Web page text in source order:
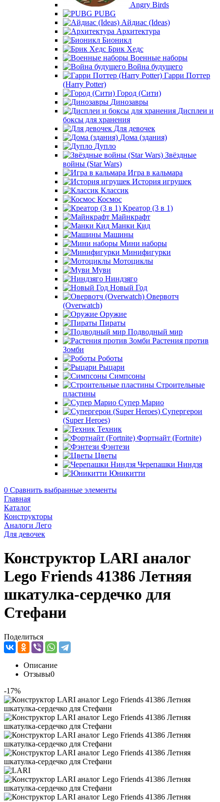
Angry Birds
PUBG
Айдиас (Ideas)
Архитектура
Бионикл
Брик Хедс
Военные наборы
Война будущего
Гарри Поттер
(Harry Potter)
Город (Сити)
Динозавры
Дисплеи и
боксы для хранения
Для девочек
Дома (здания)
Дупло
Звёздные
войны (Star Wars)
Игра в кальмара
История игрушек
Классик
Космос
Креатор (3 в 1)
Майнкрафт
Манки Кид
Машины
Мини наборы
Минифигурки
Мотоциклы
Муви
Ниндзяго
Новый Год
Овервотч
(Overwatch)
Оружие
Пираты
Подводный мир
Растения против
Зомби
Роботы
Рыцари
Симпсоны
Строительные
пластины
Супер Марио
Супергерои
(Super Heroes)
Техник
Фортнайт (Fortnite)
Фэнтези
Цветы
Черепашки Ниндзя
Юникитти
0 Сравнить выбранные элементы
Главная
Каталог
Конструкторы
Аналоги Лего
Для девочек
Конструктор LARI аналог
Lego Friends 41386 Летняя
шкатулка-сердечко для
Стефани
Поделиться
Описание
Отзывы0
-17%